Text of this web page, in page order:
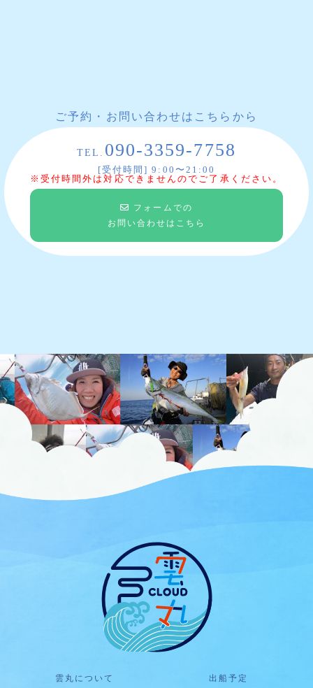
ご予約・お問い合わせはこちらから
TEL. 090-3359-7758
[受付時間] 9:00〜21:00
※受付時間外は対応できませんのでご了承ください。
フォームでの
お問い合わせはこちら
雲丸について 出船予定